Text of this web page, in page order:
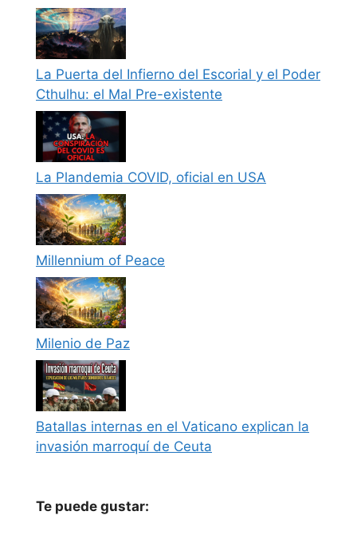
La Puerta del Infierno del Escorial y el Poder
Cthulhu: el Mal Pre-existente
La Plandemia COVID, oficial en USA
Millennium of Peace
Milenio de Paz
Batallas internas en el Vaticano explican la
invasión marroquí de Ceuta
Te puede gustar: